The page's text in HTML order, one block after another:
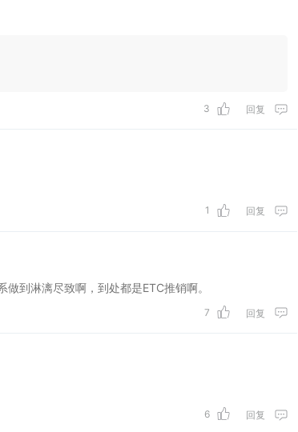
3 回复
1 回复
到淋漓尽致啊，到处都是ETC推销啊。
7 回复
6 回复